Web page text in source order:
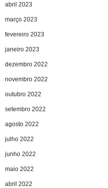
abril 2023
março 2023
fevereiro 2023
janeiro 2023
dezembro 2022
novembro 2022
outubro 2022
setembro 2022
agosto 2022
julho 2022
junho 2022
maio 2022
abril 2022